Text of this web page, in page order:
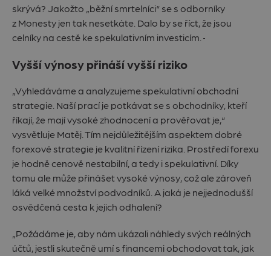
skrývá? Jakožto „běžní smrtelníci“ se s odborníky
z Monesty jen tak nesetkáte. Dalo by se říct, že jsou
celníky na cestě ke spekulativním investicím.
Vyšší výnosy přináší vyšší riziko
„Vyhledáváme a analyzujeme spekulativní obchodní
strategie. Naší prací je potkávat se s obchodníky, kteří
říkají, že mají vysoké zhodnocení a prověřovat je,“
vysvětluje Matěj. Tím nejdůležitějším aspektem dobré
forexové strategie je kvalitní řízení rizika. Prostředí forexu
je hodně cenově nestabilní, a tedy i spekulativní. Díky
tomu ale může přinášet vysoké výnosy, což ale zároveň
láká velké množství podvodníků. A jaká je nejjednodušší
osvědčená cesta k jejich odhalení?
„Požádáme je, aby nám ukázali náhledy svých reálných
účtů, jestli skutečně umí s financemi obchodovat tak, jak